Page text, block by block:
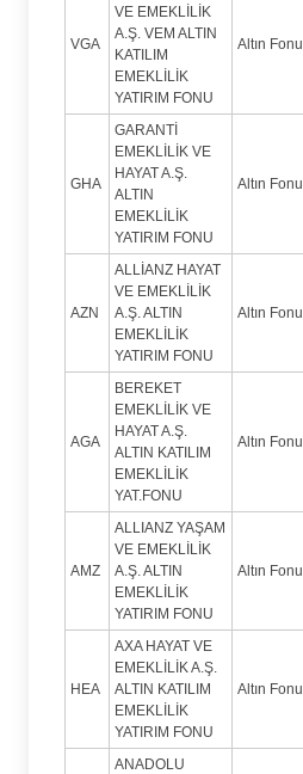
VGA
VE EMEKLİLİK
A.Ş. VEM ALTIN
KATILIM
EMEKLİLİK
YATIRIM FONU
Altın Fonu
GHA
GARANTİ
EMEKLİLİK VE
HAYAT A.Ş.
ALTIN
EMEKLİLİK
YATIRIM FONU
Altın Fonu
AZN
ALLİANZ HAYAT
VE EMEKLİLİK
A.Ş. ALTIN
EMEKLİLİK
YATIRIM FONU
Altın Fonu
AGA
BEREKET
EMEKLİLİK VE
HAYAT A.Ş.
ALTIN KATILIM
EMEKLİLİK
YAT.FONU
Altın Fonu
AMZ
ALLIANZ YAŞAM
VE EMEKLİLİK
A.Ş. ALTIN
EMEKLİLİK
YATIRIM FONU
Altın Fonu
HEA
AXA HAYAT VE
EMEKLİLİK A.Ş.
ALTIN KATILIM
EMEKLİLİK
YATIRIM FONU
Altın Fonu
ANADOLU